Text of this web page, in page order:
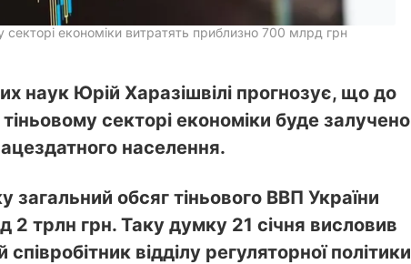
секторі економіки витратять приблизно 700 млрд грн
наук Юрій Харазішвілі прогнозує, що до
секторі економіки буде залучено
населення.
загальний обсяг тіньового ВВП України
2 трлн грн. Таку думку 21 січня висловив
відділу регуляторної політики